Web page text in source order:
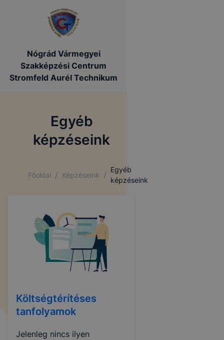
Nógrád Vármegyei
Szakképzési Centrum
Stromfeld Aurél Technikum
Egyéb
képzéseink
Főoldal / Képzéseink /
Egyéb
képzéseink
Költségtérítéses
tanfolyamok
Jelenleg nincs ilyen